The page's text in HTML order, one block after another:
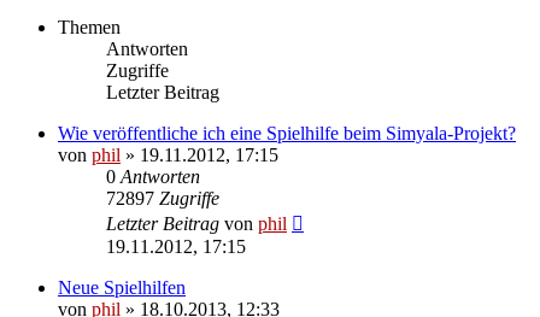
Themen
Antworten
Zugriffe
Letzter Beitrag
Wie veröffentliche ich eine Spielhilfe beim Simyala-Projekt?
von phil » 19.11.2012, 17:15
0 Antworten
72897 Zugriffe
Letzter Beitrag von phil
19.11.2012, 17:15
Neue Spielhilfen
von phil » 18.10.2013, 12:33